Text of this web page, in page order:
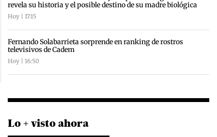
revela su historia y el posible destino de su madre biológica
Hoy | 17:15
Fernando Solabarrieta sorprende en ranking de rostros
televisivos de Cadem
Hoy | 16:50
Lo + visto ahora